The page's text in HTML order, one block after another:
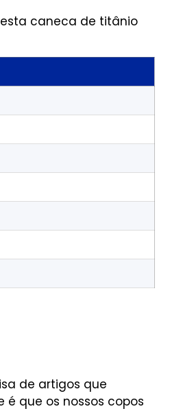
caneca de titânio
de artigos que
que os nossos copos